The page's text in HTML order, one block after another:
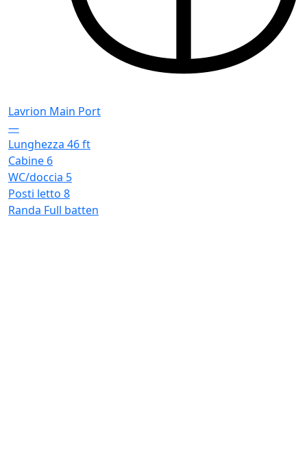
Lavrion Main Port
—
Lunghezza 46 ft
Cabine 6
WC/doccia 5
Posti letto 8
Randa Full batten